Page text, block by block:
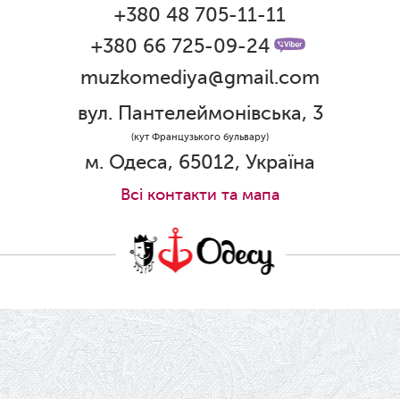
Ювілей Тетяни Хамітової
Ювілей Олександра Жигуліна
19.02.2026
Про гастрольний захід SQUIRT. The
Las Vegas Show
+380 48 705-11-11
+380 66 725-09-24
muzkomediya@gmail.com
вул. Пантелеймонівська, 3
(кут Французького бульвару)
м. Одеса, 65012, Україна
Всi контакти та мапа